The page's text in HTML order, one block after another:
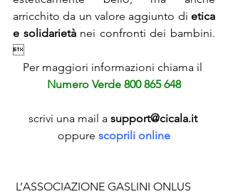
arricchito da un valore aggiunto di etica
e solidarietà nei confronti dei bambini.

Per maggiori informazioni chiama il
Numero Verde 800 865 648
scrivi una mail a support@cicala.it
oppure scoprili online
L’ASSOCIAZIONE GASLINI ONLUS